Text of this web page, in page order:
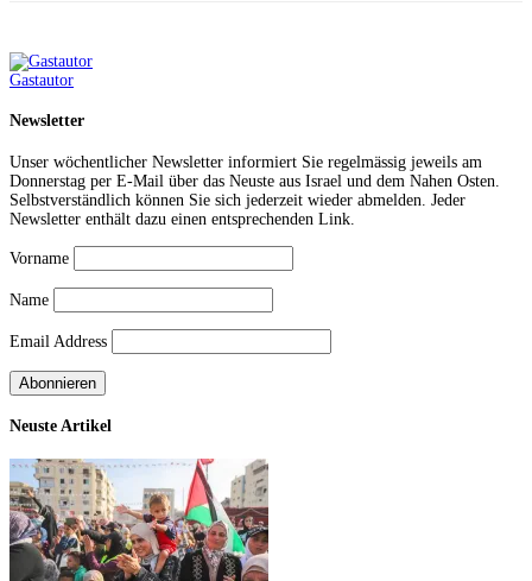
Gastautor
Newsletter
Unser wöchentlicher Newsletter informiert Sie regelmässig jeweils am
Donnerstag per E-Mail über das Neuste aus Israel und dem Nahen Osten.
Selbstverständlich können Sie sich jederzeit wieder abmelden. Jeder
Newsletter enthält dazu einen entsprechenden Link.
Vorname
Name
Email Address
Neuste Artikel